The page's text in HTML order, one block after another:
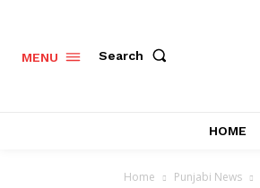
MENU Search
HOME
Home Punjabi News